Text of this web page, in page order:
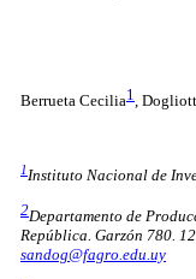
Berrueta Cecilia1 ,
1 Instituto Nacional de
2Departamento de
República. Garzón 780.
sandog@fagro.edu.uy